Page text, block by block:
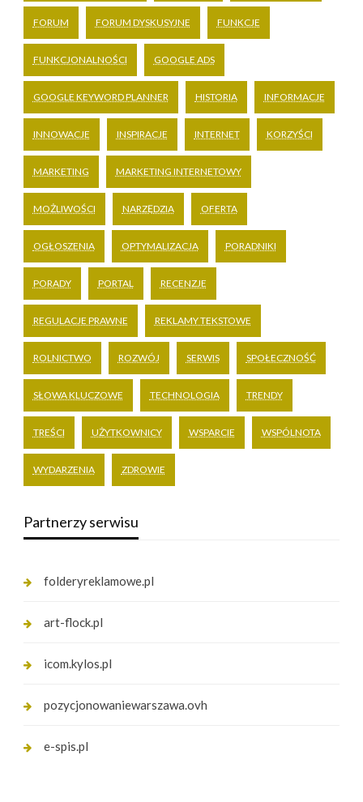
FORUM FORUM DYSKUSYJNE FUNKCJE
FUNKCJONALNOŚCI GOOGLE ADS
GOOGLE KEYWORD PLANNER HISTORIA INFORMACJE
INNOWACJE INSPIRACJE INTERNET KORZYŚCI
MARKETING MARKETING INTERNETOWY
MOŻLIWOŚCI NARZĘDZIA OFERTA
OGŁOSZENIA OPTYMALIZACJA PORADNIKI
PORADY PORTAL RECENZJE
REGULACJE PRAWNE REKLAMY TEKSTOWE
ROLNICTWO ROZWÓJ SERWIS SPOŁECZNOŚĆ
SŁOWA KLUCZOWE TECHNOLOGIA TRENDY
TREŚCI UŻYTKOWNICY WSPARCIE WSPÓLNOTA
WYDARZENIA ZDROWIE
Partnerzy serwisu
folderyreklamowe.pl
art-flock.pl
icom.kylos.pl
pozycjonowaniewarszawa.ovh
e-spis.pl